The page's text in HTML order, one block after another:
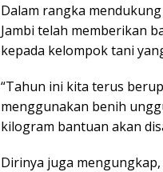
Dalam rangka
Jambi telah memberikan
kepada kelompok tani
“Tahun ini kita terus
menggunakan benih
kilogram bantuan akan
Dirinya juga